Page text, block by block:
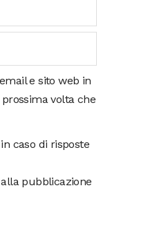
e sito web in
volta che
caso di risposte
pubblicazione